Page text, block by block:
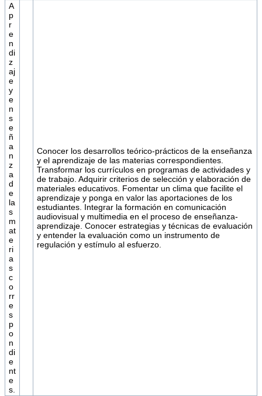
A
p
r
e
n
di
z
aj
e
y
e
n
s
e
ñ
a
n
z
a
d
e
la
s
m
at
e
ri
a
s
c
o
rr
e
s
p
o
n
di
e
nt
e
s.
Conocer los desarrollos teórico-prácticos de la enseñanza
y el aprendizaje de las materias correspondientes.
Transformar los currículos en programas de actividades y
de trabajo. Adquirir criterios de selección y elaboración de
materiales educativos. Fomentar un clima que facilite el
aprendizaje y ponga en valor las aportaciones de los
estudiantes. Integrar la formación en comunicación
audiovisual y multimedia en el proceso de enseñanza-
aprendizaje. Conocer estrategias y técnicas de evaluación
y entender la evaluación como un instrumento de
regulación y estímulo al esfuerzo.